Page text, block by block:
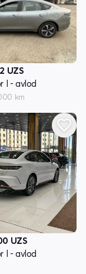
UZS
I - avlod
km
UZS
I - avlod